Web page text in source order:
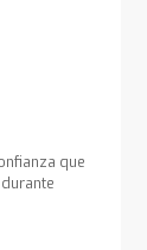
que